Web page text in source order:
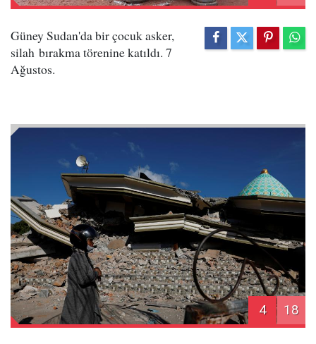
Güney Sudan'da bir çocuk asker,
silah bırakma törenine katıldı. 7
Ağustos.
4 18